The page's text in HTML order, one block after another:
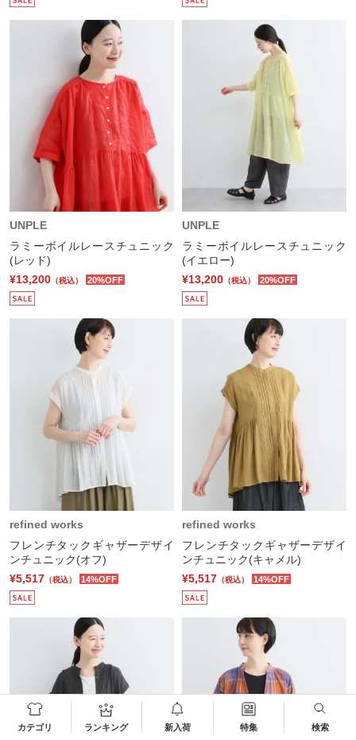
カテゴリ ランキング 新入荷 特集 検索
UNPLE
ラミーボイルレースチュニック
(レッド)
¥13,200 （税込） 20%OFF
UNPLE
ラミーボイルレースチュニック
(イエロー)
¥13,200 （税込） 20%OFF
refined works
フレンチタックギャザーデザイ
ンチュニック(オフ)
¥5,517 （税込） 14%OFF
refined works
フレンチタックギャザーデザイ
ンチュニック(キャメル)
¥5,517 （税込） 14%OFF